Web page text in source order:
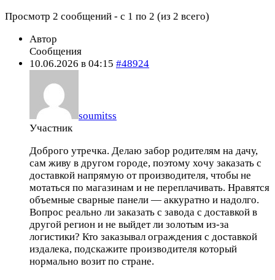
Просмотр 2 сообщений - с 1 по 2 (из 2 всего)
Автор
Сообщения
10.06.2026 в 04:15 #48924
soumitss
Участник
Доброго утречка. Делаю забор родителям на дачу,
сам живу в другом городе, поэтому хочу заказать с
доставкой напрямую от производителя, чтобы не
мотаться по магазинам и не переплачивать. Нравятся
объемные сварные панели — аккуратно и надолго.
Вопрос реально ли заказать с завода с доставкой в
другой регион и не выйдет ли золотым из-за
логистики? Кто заказывал ограждения с доставкой
издалека, подскажите производителя который
нормально возит по стране.